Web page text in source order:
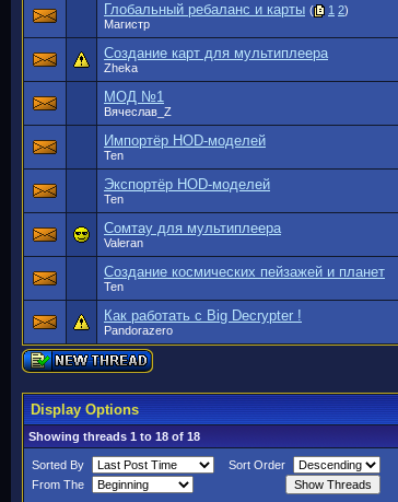
Глобальный ребаланс и карты ( 1 2)
Магистр
Создание карт для мультиплеера
Zheka
МОД №1
Вячеслав_Z
Импортёр HOD-моделей
Ten
Экспортёр HOD-моделей
Ten
Сомтау для мультиплеера
Valeran
Создание космических пейзажей и планет
Ten
Как работать с Big Decrypter !
Pandorazero
Display Options
Showing threads 1 to 18 of 18
Sorted By
Sort Order
From The